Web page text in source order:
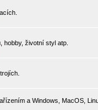
hobby, životní styl atp.
a Windows, MacOS,